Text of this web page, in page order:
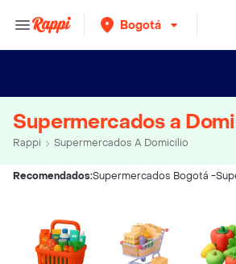
Bogotá
Supermercados a
Rappi Supermercados A Domicilio
Recomendados:Supermercados Bogotá -